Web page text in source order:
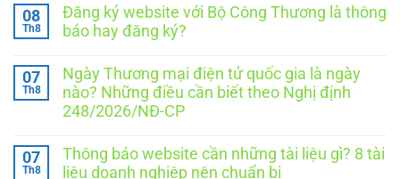
bình
luận
ở
mẫu
Chính
sách
giao
thông
báo
website
08
Th8
Đăng ký website với Bộ Công Thương là thông
báo hay đăng ký?
bình
luận
ở
Đăng
với
Bộ
Công
07
Th8
Ngày Thương mại điện tử quốc gia là ngày
nào? Những điều cần biết theo Nghị định
248/2026/NĐ-CP
bình
luận
07
Th8
Thông báo website cần những tài liệu gì? 8 tài
liệu doanh nghiệp nên chuẩn bị